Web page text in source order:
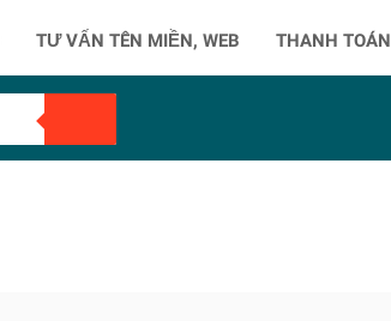
TƯ VẤN TÊN MIỀN, WEB THANH TOÁN